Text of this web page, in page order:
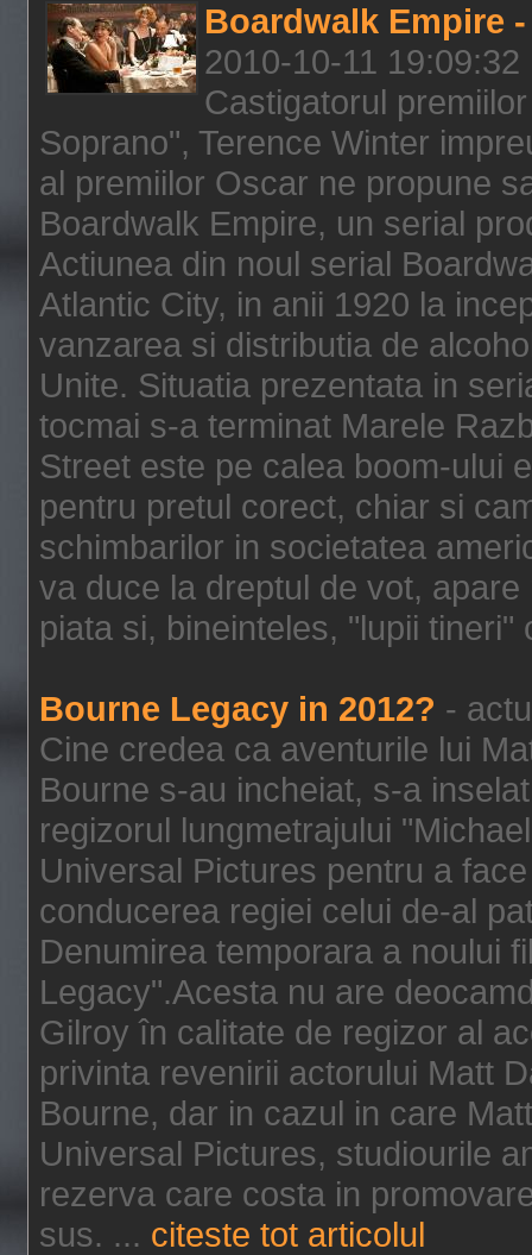
Boardwalk Empire
2010-10-11 19:09:32
Castigatorul
Soprano", Terence Winter
al premiilor Oscar ne propune
Boardwalk Empire, un serial
Actiunea din noul serial
Atlantic City, in anii 1920 la
vanzarea si distributia de
Unite. Situatia prezentata in
tocmai s-a terminat Marele
Street este pe calea boom-ului
pentru pretul corect, chiar si
schimbarilor in societatea
va duce la dreptul de vot,
piata si, bineinteles, "lupii
Bourne Legacy in 2012? -
Cine credea ca aventurile lui
Bourne s-au incheiat, s-a
regizorul lungmetrajului
Universal Pictures pentru a
conducerea regiei celui de-al
Denumirea temporara a noului
Legacy".Acesta nu are
Gilroy în calitate de regizor al
privinta revenirii actorului Matt
Bourne, dar in cazul in care
Universal Pictures, studiourile
rezerva care costa in
sus. ... citeste tot articolul